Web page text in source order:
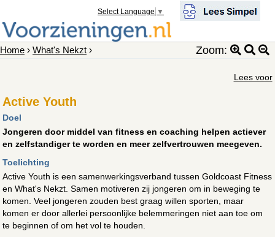
Select Language ▼
Home › What's Nekzt › Zoom:
Lees voor
Active Youth
Doel
Jongeren door middel van fitness en coaching helpen actiever
en zelfstandiger te worden en meer zelfvertrouwen meegeven.
Toelichting
Active Youth is een samenwerkingsverband tussen Goldcoast Fitness
en What's Nekzt. Samen motiveren zij jongeren om in beweging te
komen. Veel jongeren zouden best graag willen sporten, maar
komen er door allerlei persoonlijke belemmeringen niet aan toe om
te beginnen of om het vol te houden.